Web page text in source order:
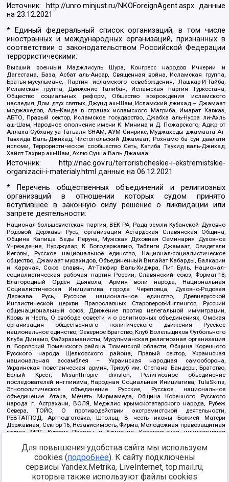
Источник: http://unro.minjust.ru/NKOForeignAgent.aspxданные
на23.12.2021
* Единый федеральный список организаций, в том числе
иностранных и международных организаций, признанных в
соответствии с законодательством Российской Федерации
террористическими:
Высший военный Маджлисуль Шура, Конгресс народов Ичкерии и
Дагестана, База, Асбат аль-Ансар, Священная война, Исламская группа,
Братья-мусульмане, Партия исламского освобождения, Лашкар-И-Тайба,
Исламская группа, Движение Талибан, Исламская партия Туркестана,
Общество социальных реформ, Общество возрождения исламского
наследия, Дом двух святых, Джунд аш-Шам, Исламский джихад – Джамаат
моджахедов, Аль-Каида в странах исламского Магриба, Имарат Кавказ,
АБТО, Правый сектор, Исламское государство, Джабха аль-Нусра ли-Ахль
аш-Шам, Народное ополчение имени К. Минина и Д. Пожарского, Аджр от
Аллаха Субхану уа Тагьаля SHAM, АУМ Синрике, Муджахеды джамаата Ат-
Тавхида Валь-Джихад, Чистопольский Джамаат, Рохнамо ба суи давлати
исломи, Террористическое сообщество Сеть, Катиба Таухид валь-Джихад,
Хайят Тахрир аш-Шам, Ахлю Сунна Валь Джамаа
Источник:
http://nac.gov.ru/terroristicheskie-i-ekstremistskie-
organizacii-i-materialy.html данные на06.12.2021
* Перечень общественных объединений и религиозных
организаций в отношении которых судом принято
вступившее в законную силу решение о ликвидации или
запрете деятельности:
Национал-большевистская партия, ВЕК РА, Рада земли Кубанской Духовно
Родовой Державы Русь, организация Асгардская Славянская Община,
Община Капища Веды Перуна, Мужская Духовная Семинария Духовное
Учреждение, Нурджулар, К Богодержавию, Таблиги Джамаат, Свидетели
Иеговы, Русское национальное единство, Национал-социалистическое
общество, Джамаат мувахидов, Объединенный Вилайат Кабарды, Балкарии
и Карачая, Союз славян, Ат-Такфир Валь-Хиджра, Пит Буль, Национал-
социалистическая рабочая партия России, Славянский союз, Формат-18,
Благородный Орден Дьявола, Армия воли народа, Национальная
Социалистическая Инициатива города Череповца, Духовно-Родовая
Держава Русь, Русское национальное единство, Древнерусской
Инглистической церкви Православных Староверов-Инглингов, Русский
общенациональный союз, Движение против нелегальной иммиграции,
Кровь и Честь, О свободе совести и о религиозных объединениях, Омская
организация общественного политического движения Русское
национальное единство, Северное Братство, Клуб Болельщиков Футбольного
Клуба Динамо, Файзрахманисты, Мусульманская религиозная организация
п. Боровский Тюменского района Тюменской области, Община Коренного
Русского народа Щелковского района, Правый сектор, Украинская
национальная ассамблея – Украинская народная самооборона,
Украинская повстанческая армия, Тризуб им. Степана Бандеры, Братство,
Белый Крест, Misanthropic division, Религиозное объединение
последователей инглиизма, Народная Социальная Инициатива, TulaSkins,
Этнополитическое объединение Русские, Русское национальное
объединение Атака, Мечеть Мирмамеда, Община Коренного Русского
народа г. Астрахани, ВОЛЯ, Меджлис крымскотатарского народа, Рубеж
Севера, ТОЙС, О противодействии экстремистской деятельности,
РЕВТАТПОД, Артподготовка, Штольц, В честь иконы Божией Матери
Державная, Сектор 16, Независимость, Фирма, Молодежная правозащитная
группа МПГ, Курсом Правды и Единения, Каракольская инициативная
Благотворительный пансионат Ак Умут, Русская республика Русь,
Арестантское уголовное единство, Башкорт, Нация и свобода, W.H.С., Фалунь
Дафа, Иртыш Ultras, Русский Патриотический клуб-Новокузнецк/РПК,
Сибирский державный союз, Фонд борьбы с коррупцией, Фонд защиты прав
граждан, Штабы Навального, Совет граждан СССР Прикубанского округа г.
Для повышения удобства сайта мы используем
cookies (подробнее). К сайту подключены
сервисы Yandex.Metrika, LiveInternet, top.mail.ru,
которые также используют файлы cookies